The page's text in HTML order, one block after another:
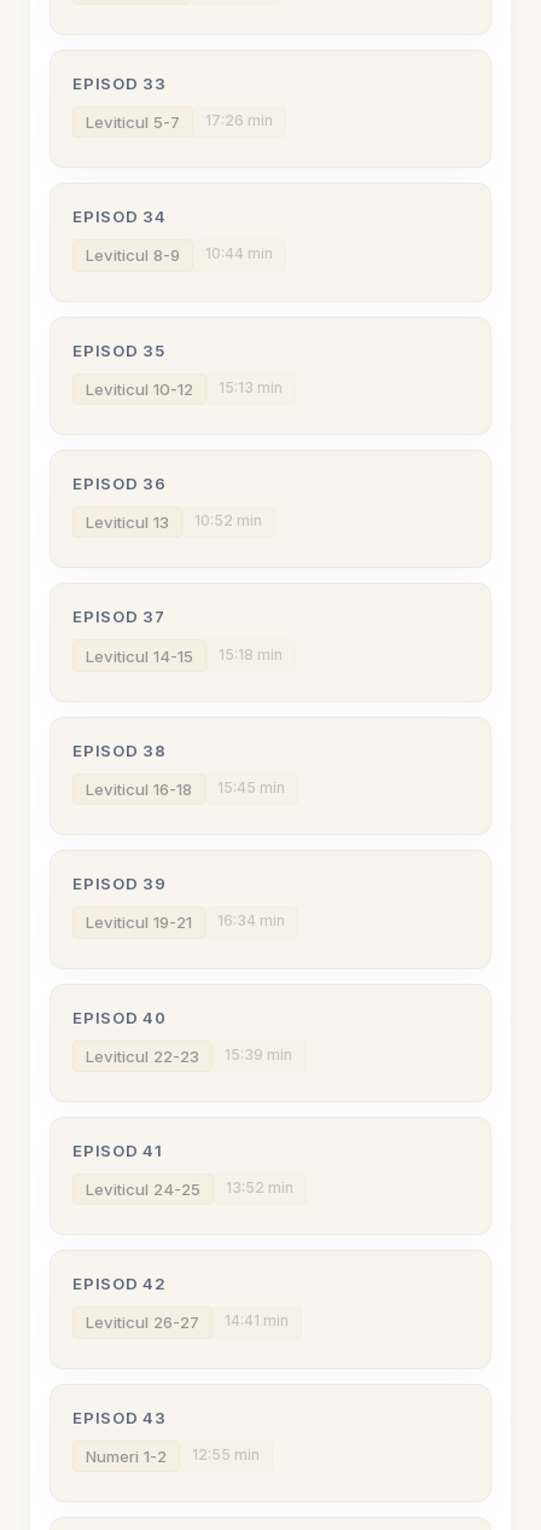
EPISOD 33
Leviticul 5-7 17:26 min
EPISOD 34
Leviticul 8-9 10:44 min
EPISOD 35
Leviticul 10-12 15:13 min
EPISOD 36
Leviticul 13 10:52 min
EPISOD 37
Leviticul 14-15 15:18 min
EPISOD 38
Leviticul 16-18 15:45 min
EPISOD 39
Leviticul 19-21 16:34 min
EPISOD 40
Leviticul 22-23 15:39 min
EPISOD 41
Leviticul 24-25 13:52 min
EPISOD 42
Leviticul 26-27 14:41 min
EPISOD 43
Numeri 1-2 12:55 min